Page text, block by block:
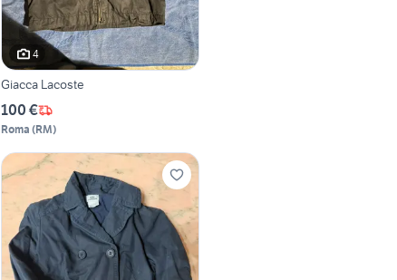
4
Giacca Lacoste
100 €
Roma (RM)